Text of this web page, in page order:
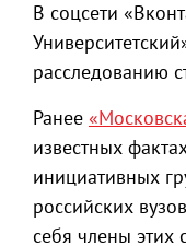
В соцсети
расследованию
Ранее
известных
инициативных
российских
себя члены этих